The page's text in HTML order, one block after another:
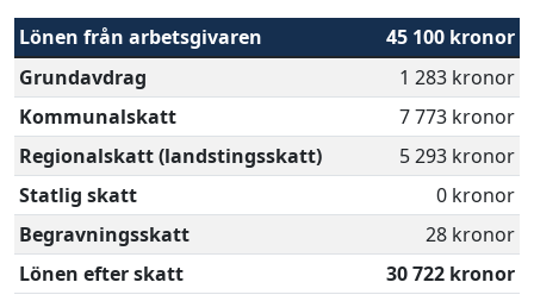
Lönen från arbetsgivaren
45 100 kronor
Grundavdrag
1 283 kronor
Kommunalskatt
7 773 kronor
Regionalskatt (landstingsskatt)
5 293 kronor
Statlig skatt
0 kronor
Begravningsskatt
28 kronor
Lönen efter skatt
30 722 kronor